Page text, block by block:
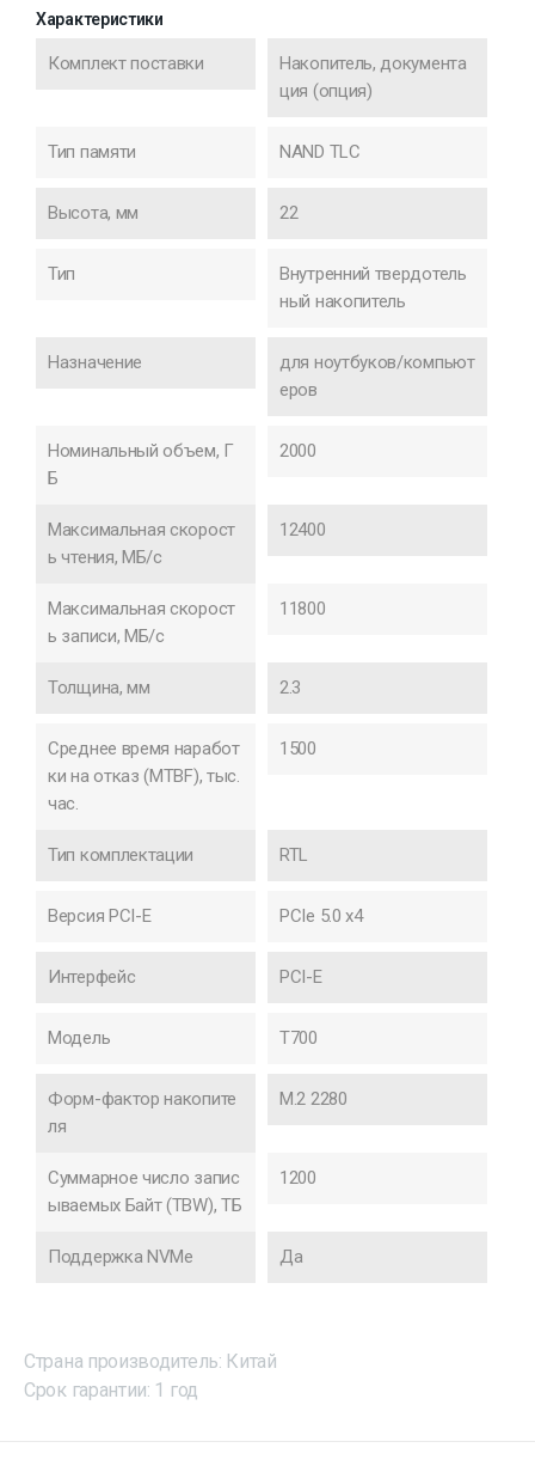
Характеристики
Комплект поставки
Накопитель, документа
ция (опция)
Тип памяти NAND TLC
Высота, мм 22
Тип
Внутренний твердотель
ный накопитель
Назначение
для ноутбуков/компьют
еров
Номинальный объем, Г
Б
2000
Максимальная скорост
ь чтения, МБ/с
12400
Максимальная скорост
ь записи, МБ/с
11800
Толщина, мм 2.3
Среднее время наработ
ки на отказ (MTBF), тыс.
час.
1500
Тип комплектации RTL
Версия PCI-E PCIe 5.0 x4
Интерфейс PCI-E
Модель T700
Форм-фактор накопите
ля
M.2 2280
Суммарное число запис
ываемых Байт (TBW), ТБ
1200
Поддержка NVMe Да
Страна производитель: Китай
Срок гарантии: 1 год